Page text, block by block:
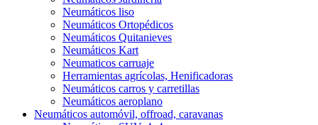
Neumáticos liso
Neumáticos Ortopédicos
Neumáticos Quitanieves
Neumáticos Kart
Neumaticos carruaje
Herramientas agrícolas, Henificadoras
Neumáticos carros y carretillas
Neumáticos aeroplano
Neumáticos automóvil, offroad, caravanas